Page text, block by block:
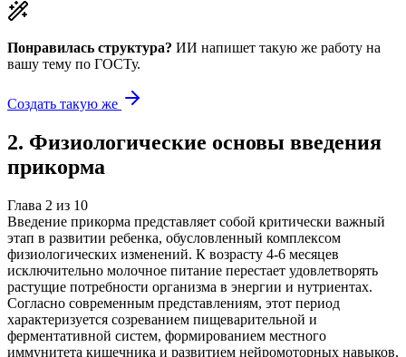
Понравилась структура? ИИ напишет такую же работу на
вашу тему по ГОСТу.
Создать такую же
2. Физиологические основы введения
прикорма
Глава 2 из 10
Введение прикорма представляет собой критически важный
этап в развитии ребенка, обусловленный комплексом
физиологических изменений. К возрасту 4-6 месяцев
исключительно молочное питание перестает удовлетворять
растущие потребности организма в энергии и нутриентах.
Согласно современным представлениям, этот период
характеризуется созреванием пищеварительной и
ферментативной систем, формированием местного
иммунитета кишечника и развитием нейромоторных навыков,